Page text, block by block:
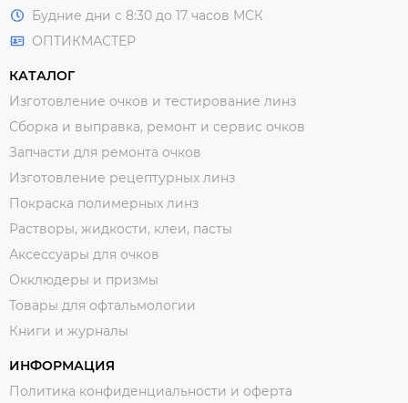
Будние дни с 8:30 до 17 часов МСК
ОПТИКМАСТЕР
КАТАЛОГ
Изготовление очков и тестирование линз
Сборка и выправка, ремонт и сервис очков
Запчасти для ремонта очков
Изготовление рецептурных линз
Покраска полимерных линз
Растворы, жидкости, клеи, пасты
Аксессуары для очков
Окклюдеры и призмы
Товары для офтальмологии
Книги и журналы
ИНФОРМАЦИЯ
Политика конфиденциальности и оферта